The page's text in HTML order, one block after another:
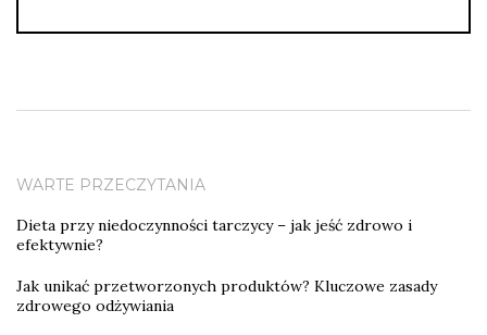
WARTE PRZECZYTANIA
Dieta przy niedoczynności tarczycy – jak jeść zdrowo i
efektywnie?
Jak unikać przetworzonych produktów? Kluczowe zasady
zdrowego odżywiania